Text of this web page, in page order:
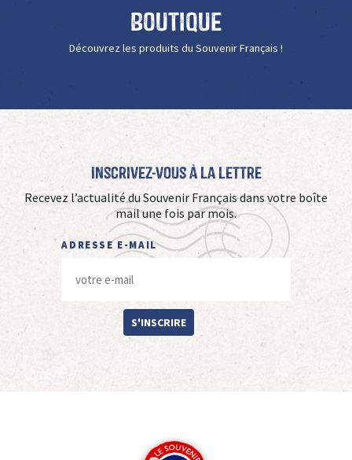
Boutique
Découvrez les produits du Souvenir Français !
Inscrivez-vous à La Lettre
Recevez l’actualité du Souvenir Français dans votre boîte
mail une fois par mois.
ADRESSE E-MAIL
S'INSCRIRE